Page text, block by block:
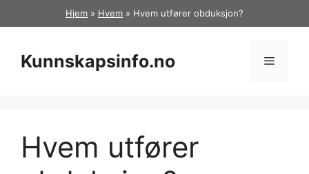
til
Hjem » Hvem » Hvem utfører obduksjon?
Kunnskapsinfo.no Meny
Hvem utfører